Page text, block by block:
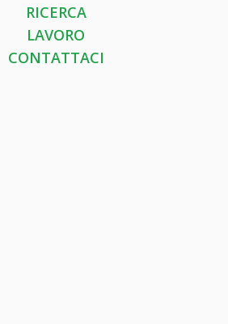
RICERCA
LAVORO
CONTATTACI